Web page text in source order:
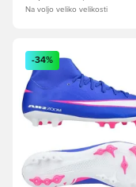
Na voljo veliko velikosti
Odpre Modal za
-34%